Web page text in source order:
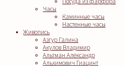
Часы
Каминные часы
Настенные часы
Живопись
Азгур Галина
Акулов Владимир
Альтман Александр
Альхимович Гиацинт